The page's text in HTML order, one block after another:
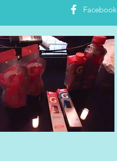
Facebook